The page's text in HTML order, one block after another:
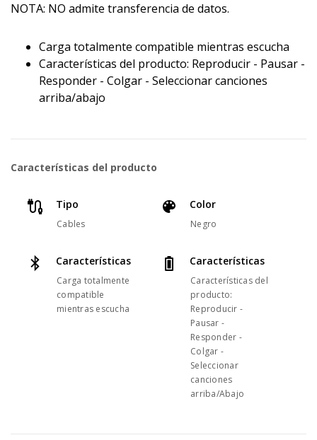
NOTA: NO admite transferencia de datos.
Carga totalmente compatible mientras escucha
Características del producto: Reproducir - Pausar -
Responder - Colgar - Seleccionar canciones
arriba/abajo
Características del producto
Tipo
Cables
Color
Negro
Características
Carga totalmente
compatible
mientras escucha
Características
Características del
producto:
Reproducir -
Pausar -
Responder -
Colgar -
Seleccionar
canciones
arriba/Abajo